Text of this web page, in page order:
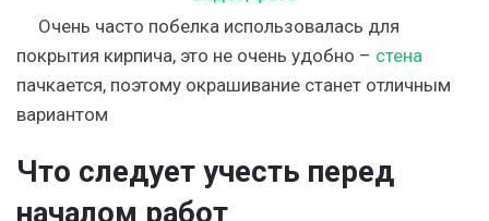
Очень часто побелка использовалась для
покрытия кирпича, это не очень удобно – стена
пачкается, поэтому окрашивание станет отличным
вариантом
Что следует учесть перед
началом работ